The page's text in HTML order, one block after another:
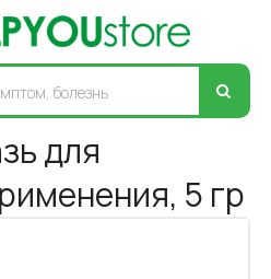
для
5 гр